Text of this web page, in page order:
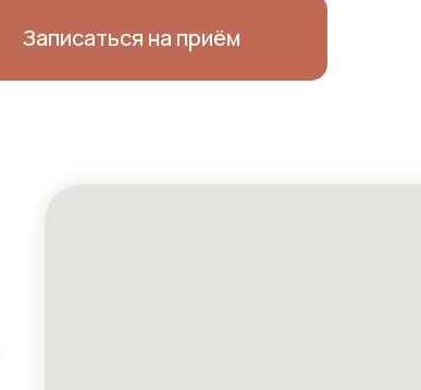
Записаться на приём